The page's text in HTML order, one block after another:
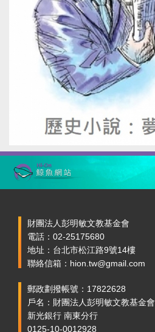
財團法人彭明敏文教基金會
電話：02-25175680
地址：台北市松江路9號14樓
聯絡信箱：hion.tw@gmail.com
郵政劃撥帳號：17822628
戶名：財團法人彭明敏文教基金會
新光銀行 南東分行
0125-10-0012928